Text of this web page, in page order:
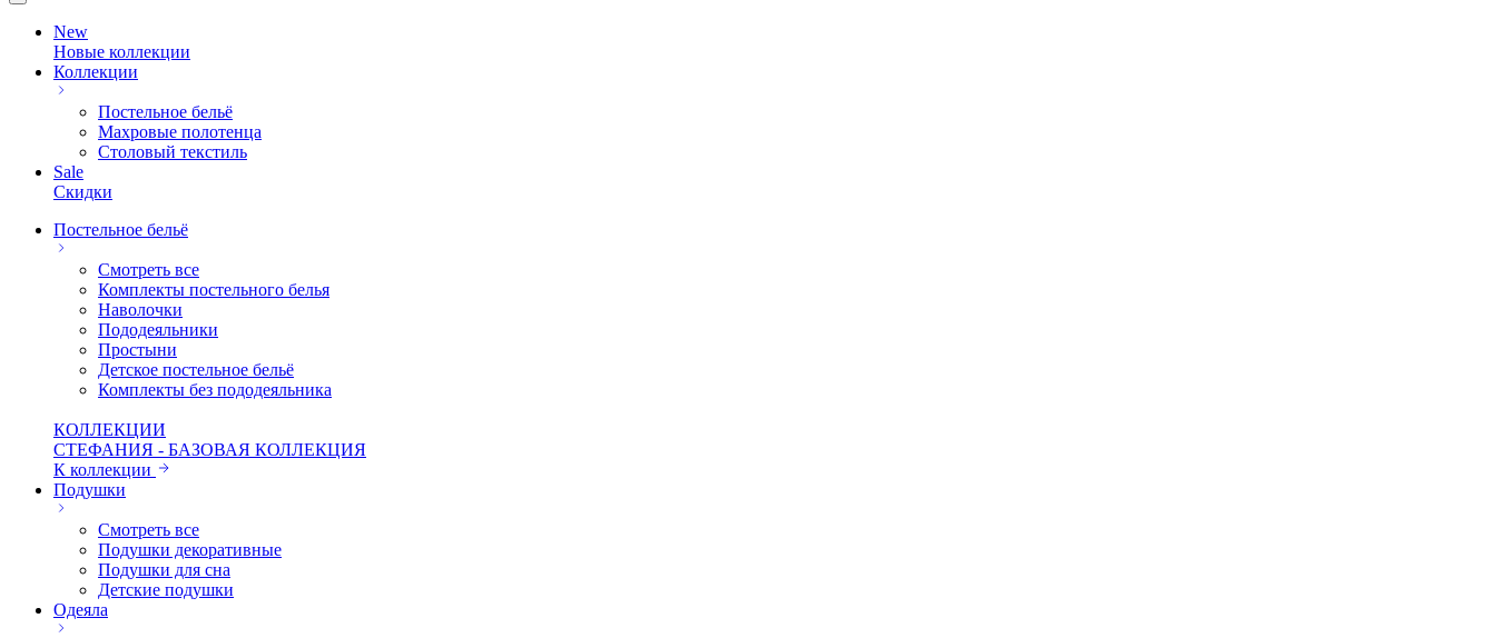
New
Новые коллекции
Коллекции
Постельное бельё
Махровые полотенца
Столовый текстиль
Sale
Скидки
Постельное бельё
Смотреть все
Комплекты постельного белья
Наволочки
Пододеяльники
Простыни
Детское постельное бельё
Комплекты без пододеяльника
КОЛЛЕКЦИИ
СТЕФАНИЯ - БАЗОВАЯ КОЛЛЕКЦИЯ
К коллекции
Подушки
Смотреть все
Подушки декоративные
Подушки для сна
Детские подушки
Одеяла